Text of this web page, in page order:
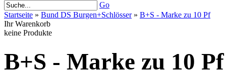
Go
Startseite » Bund DS Burgen+Schlösser» B+S - Marke zu 10 Pf
Ihr Warenkorb
keine Produkte
B+S - Marke zu 10 Pf